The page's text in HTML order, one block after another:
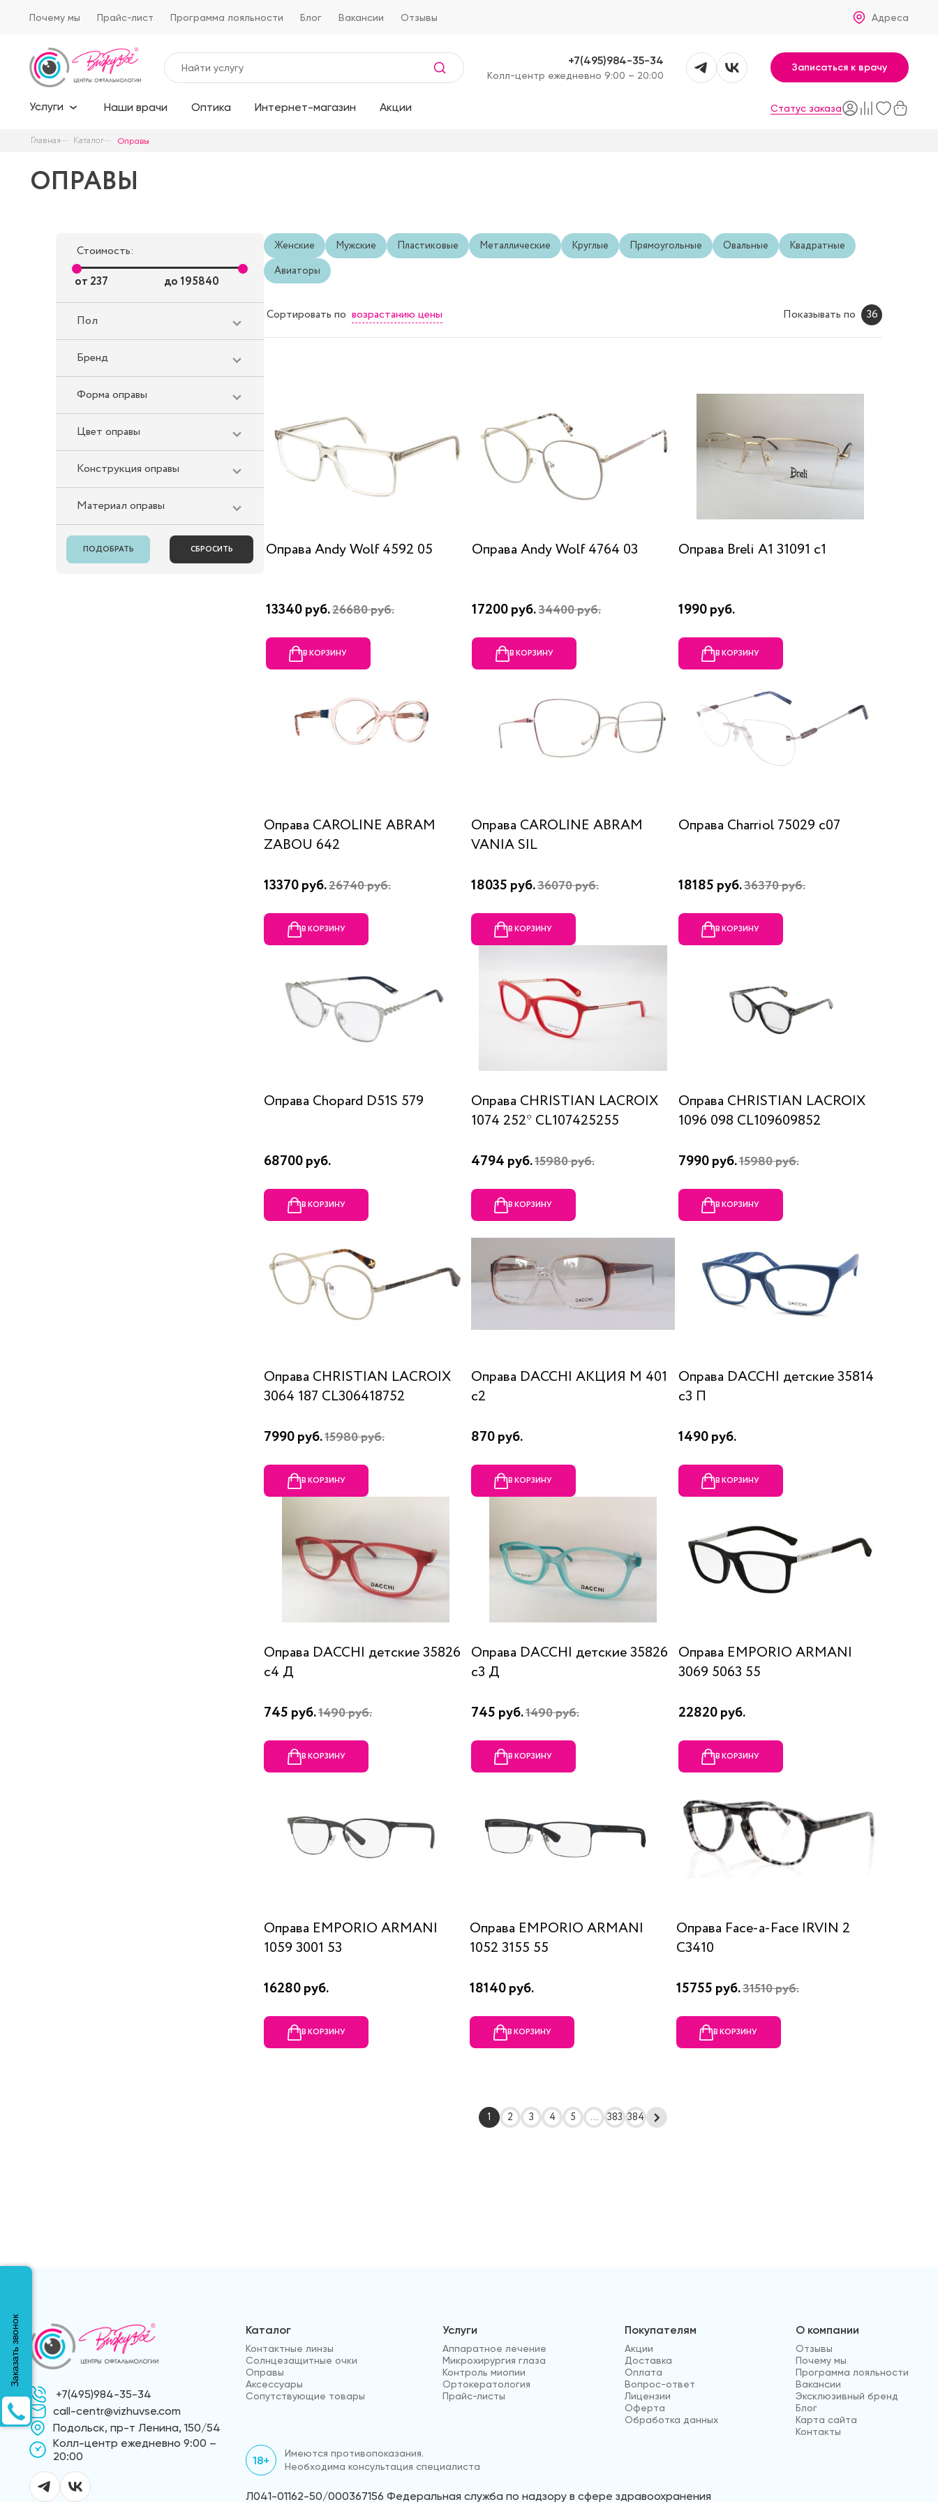
Почему мы Прайс-лист Программа лояльности Блог Вакансии Отзывы Адреса
+7(495)984-35-34
Kолл-центр ежедневно 9:00 – 20:00
Записаться к врачу
Услуги Наши врачи Оптика Интернет-магазин Акции Статус заказа
Главная Каталог Оправы
ОПРАВЫ
Стоимость:
от 237 до195840
Пол
Бренд
Форма оправы
Цвет оправы
Конструкция оправы
Материал оправы
Женские Мужские Пластиковые Металлические Круглые Прямоугольные Овальные
Квадратные
Авиаторы
Сортировать по возрастанию цены Показывать по 36
Оправа Andy Wolf 4592 05
13340 руб.26680 руб.
В КОРЗИНУ
Оправа Andy Wolf 4764 03
17200 руб.34400 руб.
В КОРЗИНУ
Оправа Breli A1 31091 c1
1990 руб.
В КОРЗИНУ
Оправа CAROLINE ABRAM
ZABOU 642
13370 руб.26740 руб.
В КОРЗИНУ
Оправа CAROLINE ABRAM
VANIA SIL
18035 руб.36070 руб.
В КОРЗИНУ
Оправа Charriol 75029 c07
18185 руб.36370 руб.
В КОРЗИНУ
Оправа Chopard D51S 579
68700 руб.
В КОРЗИНУ
Оправа CHRISTIAN LACROIX
1074 252* CL107425255
4794 руб.15980 руб.
В КОРЗИНУ
Оправа CHRISTIAN LACROIX
1096 098 CL109609852
7990 руб.15980 руб.
В КОРЗИНУ
Оправа CHRISTIAN LACROIX
3064 187 CL306418752
7990 руб.15980 руб.
В КОРЗИНУ
Оправа DACCHI АКЦИЯ М 401
c2
870 руб.
В КОРЗИНУ
Оправа DACCHI детские 35814
c3 П
1490 руб.
В КОРЗИНУ
Оправа DACCHI детские 35826
c4 Д
745 руб.1490 руб.
В КОРЗИНУ
Оправа DACCHI детские 35826
c3 Д
745 руб.1490 руб.
В КОРЗИНУ
Оправа EMPORIO ARMANI
3069 5063 55
22820 руб.
В КОРЗИНУ
Оправа EMPORIO ARMANI
1059 3001 53
16280 руб.
В КОРЗИНУ
Оправа EMPORIO ARMANI
1052 3155 55
18140 руб.
В КОРЗИНУ
Оправа Face-a-Face IRVIN 2
C3410
15755 руб.31510 руб.
В КОРЗИНУ
1 2 3 4 5 ... 383 384
+7(495)984-35-34
call-centr@vizhuvse.com
Подольск, пр-т Ленина, 150/54
Kолл-центр ежедневно 9:00 –
20:00
Каталог
Контактные линзы
Солнцезащитные очки
Оправы
Аксессуары
Сопутствующие товары
Услуги
Аппаратное лечение
Микрохирургия глаза
Контроль миопии
Ортокератология
Прайс-листы
Покупателям
Акции
Доставка
Оплата
Вопрос-ответ
Лицензии
Оферта
Обработка данных
О компании
Отзывы
Почему мы
Программа лояльности
Вакансии
Эксклюзивный бренд
Блог
Карта сайта
Контакты
18+
Имеются противопоказания.
Необходима консультация специалиста
Л041-01162-50/000367156 Федеральная служба по надзору в сфере здравоохранения
Заказать звонок